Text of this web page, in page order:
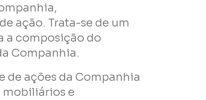
ação. Trata-se de um
a composição do
Companhia.
de ações da Companhia
mobiliários e